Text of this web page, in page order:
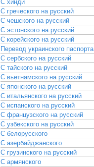
С греческого на русский
С чешского на русский
С эстонского на русский
С корейского на русский
Перевод украинского паспорта
С сербского на русский
С тайского на русский
С вьетнамского на русский
С японского на русский
С итальянского на русский
С испанского на русский
С французского на русский
С узбекского на русский
С белорусского
С азербайджанского
С грузинского на русский
С армянского